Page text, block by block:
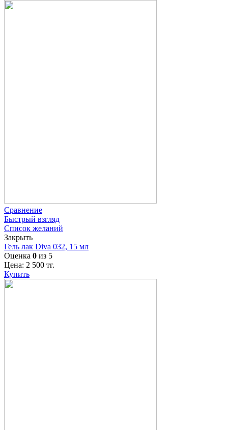
Сравнение
Быстрый взгляд
Список желаний
Закрыть
Гель лак Diva 032, 15 мл
Оценка 0 из 5
Цена: 2 500 тг.
Купить